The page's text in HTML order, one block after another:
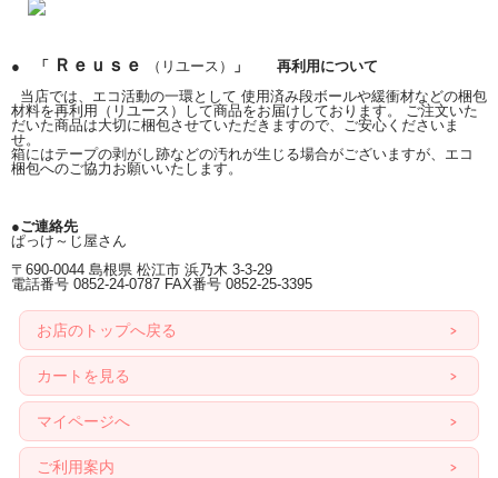
● 「 Ｒｅｕｓｅ （リユース）
」 再利用について
当店では、エコ活動の一環として 使用済み段ボールや緩衝材などの梱包
材料を再利用（リユース）して商品をお届けしております。 ご注文いた
だいた商品は大切に梱包させていただきますので、ご安心くださいま
せ。
箱にはテープの剥がし跡などの汚れが生じる場合がございますが、エコ
梱包へのご協力お願いいたします。
●ご連絡先
ぱっけ～じ屋さん
〒690-0044 島根県 松江市 浜乃木 3-3-29
電話番号 0852-24-0787 FAX番号 0852-25-3395
お店のトップへ戻る
カートを見る
マイページへ
ご利用案内